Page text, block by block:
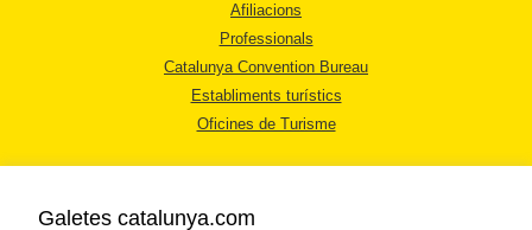
Afiliacions
Professionals
Catalunya Convention Bureau
Establiments turístics
Oficines de Turisme
Galetes catalunya.com